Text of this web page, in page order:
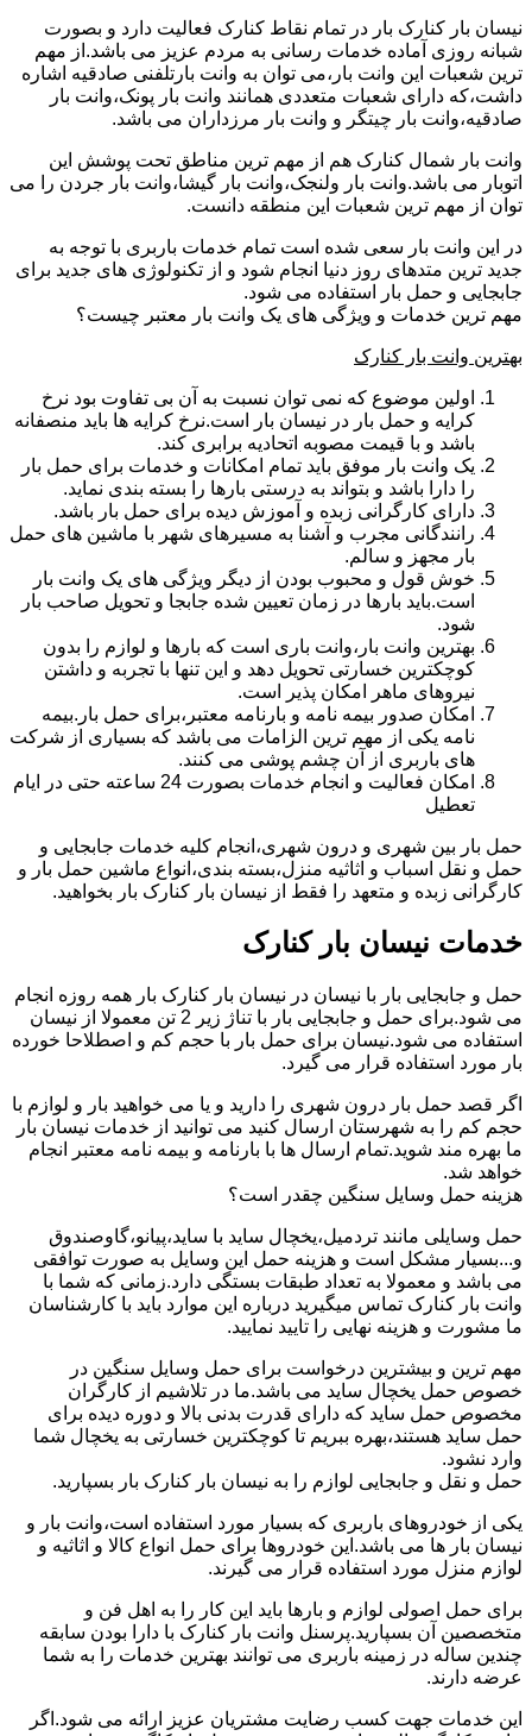
نیسان بار کنارک بار در تمام نقاط کنارک فعالیت دارد و بصورت
شبانه روزی آماده خدمات رسانی به مردم عزیز می باشد.از مهم
ترین شعبات این وانت بار،می توان به وانت بارتلفنی صادقیه اشاره
داشت،که دارای شعبات متعددی همانند وانت بار پونک،وانت بار
صادقیه،وانت بار چیتگر و وانت بار مرزداران می باشد.
وانت بار شمال کنارک هم از مهم ترین مناطق تحت پوشش این
اتوبار می باشد.وانت بار ولنجک،وانت بار گیشا،وانت بار جردن را می
توان از مهم ترین شعبات این منطقه دانست.
در این وانت بار سعی شده است تمام خدمات باربری با توجه به
جدید ترین متدهای روز دنیا انجام شود و از تکنولوژی های جدید برای
جابجایی و حمل بار استفاده می شود.
مهم ترین خدمات و ویژگی های یک وانت بار معتبر چیست؟
بهترین وانت بار کنارک
اولین موضوع که نمی توان نسبت به آن بی تفاوت بود نرخ
کرایه و حمل بار در نیسان بار است.نرخ کرایه ها باید منصفانه
باشد و با قیمت مصوبه اتحادیه برابری کند.
یک وانت بار موفق باید تمام امکانات و خدمات برای حمل بار
را دارا باشد و بتواند به درستی بارها را بسته بندی نماید.
دارای کارگرانی زبده و آموزش دیده برای حمل بار باشد.
رانندگانی مجرب و آشنا به مسیرهای شهر با ماشین های حمل
بار مجهز و سالم.
خوش قول و محبوب بودن از دیگر ویژگی های یک وانت بار
است.باید بارها در زمان تعیین شده جابجا و تحویل صاحب بار
شود.
بهترین وانت بار،وانت باری است که بارها و لوازم را بدون
کوچکترین خسارتی تحویل دهد و این تنها با تجربه و داشتن
نیروهای ماهر امکان پذیر است.
امکان صدور بیمه نامه و بارنامه معتبر،برای حمل بار.بیمه
نامه یکی از مهم ترین الزامات می باشد که بسیاری از شرکت
های باربری از آن چشم پوشی می کنند.
امکان فعالیت و انجام خدمات بصورت 24 ساعته حتی در ایام
تعطیل
حمل بار بین شهری و درون شهری،انجام کلیه خدمات جابجایی و
حمل و نقل اسباب و اثاثیه منزل،بسته بندی،انواع ماشین حمل بار و
کارگرانی زبده و متعهد را فقط از نیسان بار کنارک بار بخواهید.
خدمات نیسان بار کنارک
حمل و جابجایی بار با نیسان در نیسان بار کنارک بار همه روزه انجام
می شود.برای حمل و جابجایی بار با تناژ زیر 2 تن معمولا از نیسان
استفاده می شود.نیسان برای حمل بار با حجم کم و اصطلاحا خورده
بار مورد استفاده قرار می گیرد.
اگر قصد حمل بار درون شهری را دارید و یا می خواهید بار و لوازم با
حجم کم را به شهرستان ارسال کنید می توانید از خدمات نیسان بار
ما بهره مند شوید.تمام ارسال ها با بارنامه و بیمه نامه معتبر انجام
خواهد شد.
هزینه حمل وسایل سنگین چقدر است؟
حمل وسایلی مانند تردمیل،یخچال ساید با ساید،پیانو،گاوصندوق
و...بسیار مشکل است و هزینه حمل این وسایل به صورت توافقی
می باشد و معمولا به تعداد طبقات بستگی دارد.زمانی که شما با
وانت بار کنارک تماس میگیرید درباره این موارد باید با کارشناسان
ما مشورت و هزینه نهایی را تایید نمایید.
مهم ترین و بیشترین درخواست برای حمل وسایل سنگین در
خصوص حمل یخچال ساید می باشد.ما در تلاشیم از کارگران
مخصوص حمل ساید که دارای قدرت بدنی بالا و دوره دیده برای
حمل ساید هستند،بهره ببریم تا کوچکترین خسارتی به یخچال شما
وارد نشود.
حمل و نقل و جابجایی لوازم را به نیسان بار کنارک بار بسپارید.
یکی از خودروهای باربری که بسیار مورد استفاده است،وانت بار و
نیسان بار ها می باشد.این خودروها برای حمل انواع کالا و اثاثیه و
لوازم منزل مورد استفاده قرار می گیرند.
برای حمل اصولی لوازم و بارها باید این کار را به اهل فن و
متخصصین آن بسپارید.پرسنل وانت بار کنارک با دارا بودن سابقه
چندین ساله در زمینه باربری می توانند بهترین خدمات را به شما
عرضه دارند.
این خدمات جهت کسب رضایت مشتریان عزیز ارائه می شود.اگر